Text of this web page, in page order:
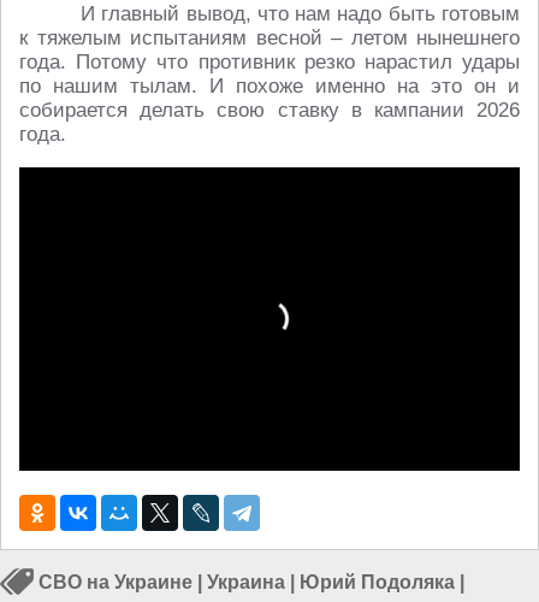
И главный вывод, что нам надо быть готовым
к тяжелым испытаниям весной – летом нынешнего
года. Потому что противник резко нарастил удары
по нашим тылам. И похоже именно на это он и
собирается делать свою ставку в кампании 2026
года.
СВО на Украине Украина Юрий Подоляка